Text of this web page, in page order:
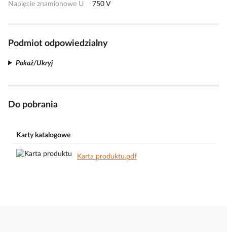
Napięcie znamionowe U 750 V
Podmiot odpowiedzialny
Pokaż/Ukryj
Do pobrania
Karty katalogowe
Karta produktu.pdf